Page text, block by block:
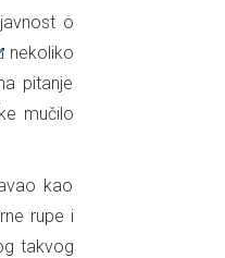
o
nekoliko
pitanje
mučilo
kao
rupe i
takvog